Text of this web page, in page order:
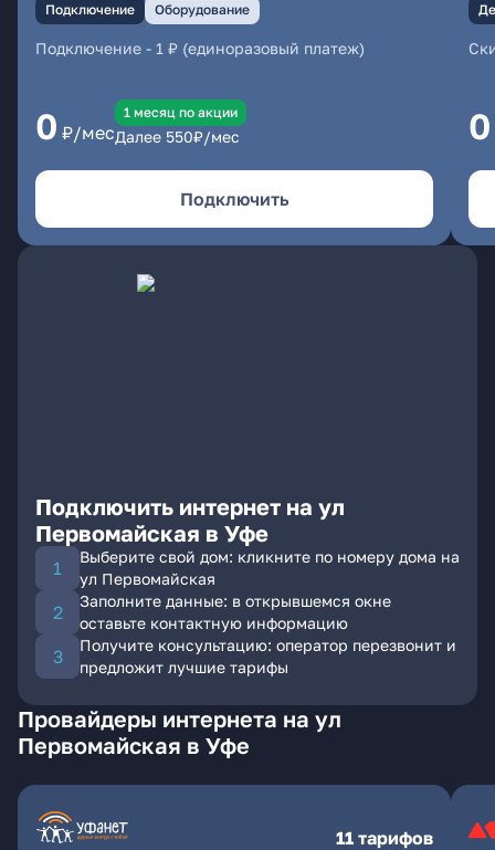
Подключение Оборудование
Подключение - 1 ₽ (единоразовый платеж)
0 ₽/мес
1 месяц по акции
Далее 550₽/мес
Подключить
0
Подключить интернет на ул
Первомайская в Уфе
Выберите свой дом: кликните по номеру дома на
ул Первомайская
Заполните данные: в открывшемся окне
оставьте контактную информацию
Получите консультацию: оператор перезвонит и
предложит лучшие тарифы
Провайдеры интернета на ул
Первомайская в Уфе
11 тарифов